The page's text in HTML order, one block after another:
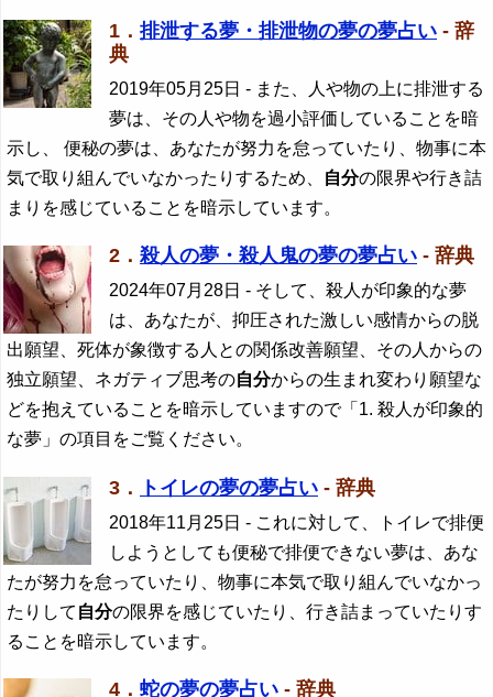
1． 排泄する夢・排泄物の夢の夢占い - 辞
典
2019年05月25日 - また、人や物の上に排泄する
夢は、その人や物を過小評価していることを暗
示し、 便秘の夢は、あなたが努力を怠っていたり、物事に本
気で取り組んでいなかったりするため、
自分の限界や行き詰
まりを感じていることを暗示しています。
2． 殺人の夢・殺人鬼の夢の夢占い - 辞典
2024年07月28日 - そして、殺人が印象的な夢
は、あなたが、抑圧された激しい感情からの脱
出願望、死体が象徴する人との関係改善願望、その人からの
独立願望、ネガティブ思考の自分からの生まれ変わり願望な
どを抱えていることを暗示していますので「1. 殺人が印象的
な夢」の項目をご覧ください。
3． トイレの夢の夢占い - 辞典
2018年11月25日 - これに対して、トイレで排便
しようとしても便秘で排便できない夢は、あな
たが努力を怠っていたり、物事に本気で取り組んでいなかっ
たりして 自分の限界を感じていたり、行き詰まっていたりす
ることを暗示しています。
4． 蛇の夢の夢占い - 辞典